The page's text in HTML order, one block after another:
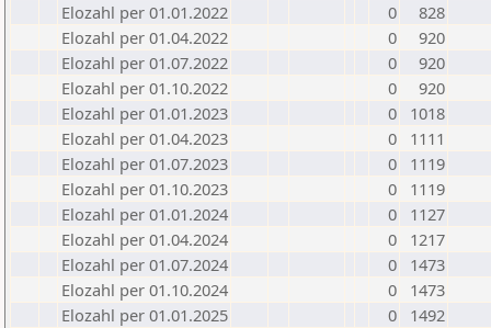
Elozahl per 01.01.2022
0
828
Elozahl per 01.04.2022
0
920
Elozahl per 01.07.2022
0
920
Elozahl per 01.10.2022
0
920
Elozahl per 01.01.2023
0
1018
Elozahl per 01.04.2023
0
1111
Elozahl per 01.07.2023
0
1119
Elozahl per 01.10.2023
0
1119
Elozahl per 01.01.2024
0
1127
Elozahl per 01.04.2024
0
1217
Elozahl per 01.07.2024
0
1473
Elozahl per 01.10.2024
0
1473
Elozahl per 01.01.2025
0
1492